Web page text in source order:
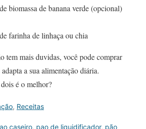
biomassa de banana verde (opcional)
farinha de linhaça ou chia
tem mais duvidas, você pode comprar
a sua alimentação diária.
é o melhor?
, Receitas
caseiro, pao de liquidificador, pão